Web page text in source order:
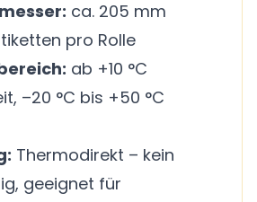
ca. 205 mm
pro Rolle
ab +10 °C
–20 °C bis +50 °C
Thermodirekt – kein
geeignet für